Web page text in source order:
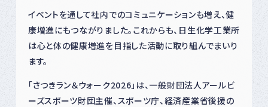
イベントを通して社内でのコミュニケーションも増え、健
康増進にもつながりました。これからも、日生化学工業所
は心と体の健康増進を目指した活動に取り組んでまいり
ます。
「さつきラン＆ウォーク2026」は、一般財団法人アールビ
ーズスポーツ財団主催、スポーツ庁、経済産業省後援の